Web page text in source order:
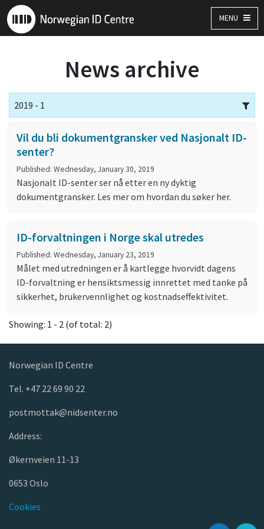
MENU
News archive
2019 - 1
Vil du bli dokumentgransker ved Nasjonalt ID-
senter?
Published: Wednesday, January 30, 2019
Nasjonalt ID-senter ser nå etter en ny dyktig
dokumentgransker. Les mer om hvordan du søker her.
ID-forvaltningen i Norge skal utredes
Published: Wednesday, January 23, 2019
Målet med utredningen er å kartlegge hvorvidt dagens
ID-forvaltning er hensiktsmessig innrettet med tanke på
sikkerhet, brukervennlighet og kostnadseffektivitet.
Showing: 1 - 2 (of total: 2)
Norwegian ID Centre
Tel. +47 22 69 90 22
postmottak@nidsenter.no
Address:
Økernveien 11-13
0653 Oslo
Cookies